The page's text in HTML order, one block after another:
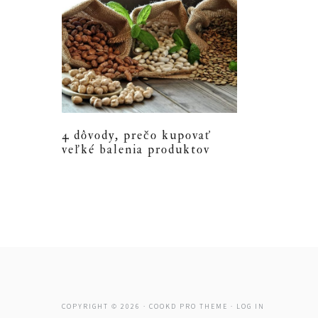
4 dôvody, prečo kupovať
veľké balenia produktov
COPYRIGHT © 2026 · COOKD PRO THEME · LOG IN